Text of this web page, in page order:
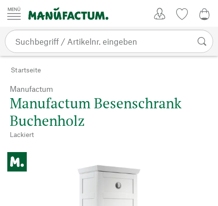
Zum Inhalt springen
Startseite
Manufactum
Manufactum Besenschrank
Buchenholz
Lackiert